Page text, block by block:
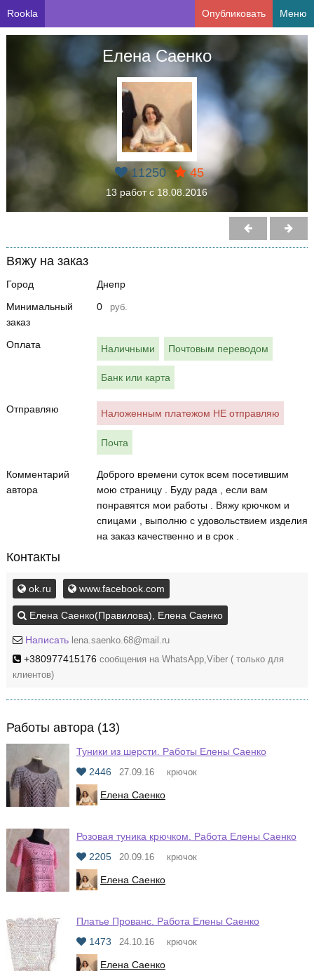
Rookla Опубликовать Меню
Елена Саенко
11250 45
13 работ с 18.08.2016
Вяжу на заказ
Город
Днепр
Минимальный
заказ
0 руб.
Оплата Наличными Почтовым переводом
Банк или карта
Отправляю Наложенным платежом НЕ отправляю
Почта
Комментарий
автора
Доброго времени суток всем посетившим
мою страницу . Буду рада , если вам
понравятся мои работы . Вяжу крючком и
спицами , выполню с удовольствием изделия
на заказ качественно и в срок .
Контакты
ok.ru www.facebook.com
Елена Саенко(Правилова), Елена Саенко
Написать lena.saenko.68@mail.ru
+380977415176 сообщения на WhatsApp,Viber ( только для
клиентов)
Работы автора (13)
Туники из шерсти. Работы Елены Саенко
2446
27.09.16 крючок
Елена Саенко
Розовая туника крючком. Работа Елены Саенко
2205
20.09.16 крючок
Елена Саенко
Платье Прованс. Работа Елены Саенко
1473
24.10.16 крючок
Елена Саенко